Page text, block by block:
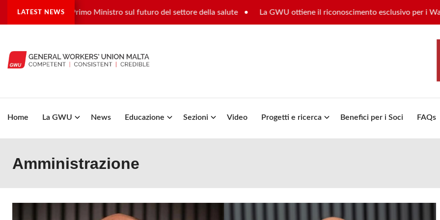
LATEST NEWS
GWU e il Vice Primo Ministro sul futuro del settore della salute La GWU ottiene il riconoscimento esclusivo per i Waste
Home La GWU News Educazione Sezioni Video Progetti e ricerca Benefici per i Soci FAQs
Amministrazione